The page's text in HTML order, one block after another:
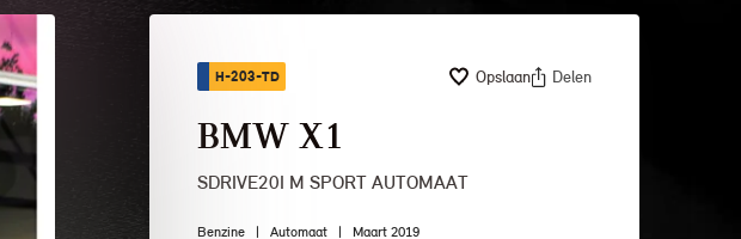
H-203-TD Opslaan Delen
BMW X1
SDRIVE20I M SPORT AUTOMAAT
Benzine | Automaat | Maart 2019